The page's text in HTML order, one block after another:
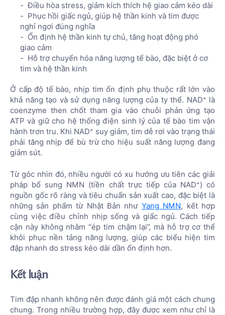
Điều hòa stress, giảm kích thích hệ giao cảm kéo dài
Phục hồi giấc ngủ, giúp hệ thần kinh và tim được
nghỉ ngơi đúng nghĩa
Ổn định hệ thần kinh tự chủ, tăng hoạt động phó
giao cảm
Hỗ trợ chuyển hóa năng lượng tế bào, đặc biệt ở cơ
tim và hệ thần kinh
Ở cấp độ tế bào, nhịp tim ổn định phụ thuộc rất lớn vào
khả năng tạo và sử dụng năng lượng của ty thể. NAD⁺ là
coenzyme then chốt tham gia vào chuỗi phản ứng tạo
ATP và giữ cho hệ thống điện sinh lý của tế bào tim vận
hành trơn tru. Khi NAD⁺ suy giảm, tim dễ rơi vào trạng thái
phải tăng nhịp để bù trừ cho hiệu suất năng lượng đang
giảm sút.
Từ góc nhìn đó, nhiều người có xu hướng ưu tiên các giải
pháp bổ sung NMN (tiền chất trực tiếp của NAD⁺) có
nguồn gốc rõ ràng và tiêu chuẩn sản xuất cao, đặc biệt là
những sản phẩm từ Nhật Bản như Yang NMN, kết hợp
cùng việc điều chỉnh nhịp sống và giấc ngủ. Cách tiếp
cận này không nhằm “ép tim chậm lại”, mà hỗ trợ cơ thể
khôi phục nền tảng năng lượng, giúp các biểu hiện tim
đập nhanh do stress kéo dài dần ổn định hơn.
Kết luận
Tim đập nhanh không nên được đánh giá một cách chung
chung. Trong nhiều trường hợp, đây được xem như chỉ là